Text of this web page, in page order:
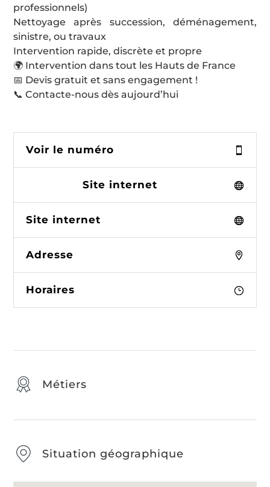
professionnels)
Nettoyage après succession, déménagement,
sinistre, ou travaux
Intervention rapide, discrète et propre
🌍 Intervention dans tout les Hauts de France
📅 Devis gratuit et sans engagement !
📞 Contacte-nous dès aujourd’hui
Voir le numéro
Site internet
Site internet
Adresse
Horaires
Métiers
Situation géographique